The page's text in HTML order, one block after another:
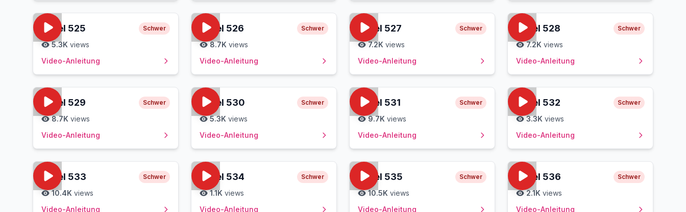
Level 525 Schwer
5.3K views
Video-Anleitung
Level 526 Schwer
8.7K views
Video-Anleitung
Level 527 Schwer
7.2K views
Video-Anleitung
Level 528 Schwer
7.2K views
Video-Anleitung
Level 529 Schwer
8.7K views
Video-Anleitung
Level 530 Schwer
5.3K views
Video-Anleitung
Level 531 Schwer
9.7K views
Video-Anleitung
Level 532 Schwer
3.3K views
Video-Anleitung
Level 533 Schwer
10.4K views
Video-Anleitung
Level 534 Schwer
1.1K views
Video-Anleitung
Level 535 Schwer
10.5K views
Video-Anleitung
Level 536 Schwer
2.1K views
Video-Anleitung